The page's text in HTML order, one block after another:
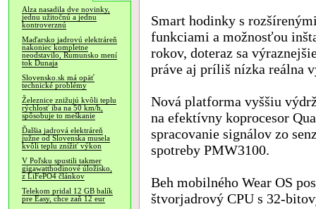
Alza nasadila dve novinky,
jednu užitočnú a jednu
kontroverznú
Maďarsko jadrovú elektráreň
nakoniec kompletne
neodstavilo, Rumunsko mení
tok Dunaja
Slovensko.sk má opäť
technické problémy
Železnice znižujú kvôli teplu
rýchlosť iba na 50 km/h,
spôsobuje to meškanie
Ďalšia jadrová elektráreň
južne od Slovenska musela
kvôli teplu znížiť výkon
V Poľsku spustili takmer
gigawatthodinové úložisko,
z LiFePO4 článkov
Telekom pridal 12 GB balík
pre Easy, chce zaň 12 eur
Smart hodinky s
funkciami a možnosťou
rokov, doteraz sa
práve aj príliš nízka reálna
Nová platforma vyššiu
na efektívny koprocesor
spracovanie signálov zo
spotreby PMW3100.
Beh mobilného Wear OS
štvorjadrový CPU s 32-